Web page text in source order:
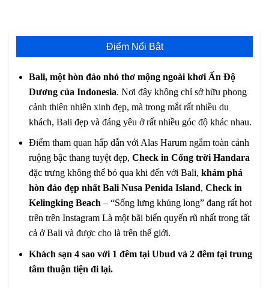
Điểm Nổi Bật
Bali, một hòn đảo nhỏ thơ mộng ngoài khơi Ấn Độ
Dương của Indonesia. Nơi đây không chỉ sở hữu phong
cảnh thiên nhiên xinh đẹp, mà trong mắt rất nhiều du
khách, Bali đẹp và đáng yêu ở rất nhiều góc độ khác nhau.
Điểm tham quan hấp dẫn với Alas Harum ngắm toàn cảnh
ruộng bậc thang tuyệt đẹp, Check in Cổng trời Handara
đặc trưng không thể bỏ qua khi đến với Bali, khám phá
hòn đảo đẹp nhất Bali Nusa Penida Island, Check in
Kelingking Beach– “Sống lưng khủng long” đang rất hot
trên trên Instagram Là một bãi biển quyến rũ nhất trong tất
cả ở Bali và được cho là trên thế giới.
Khách sạn 4 sao với 1 đêm tại Ubud và 2 đêm tại trung
tâm thuận tiện đi lại.